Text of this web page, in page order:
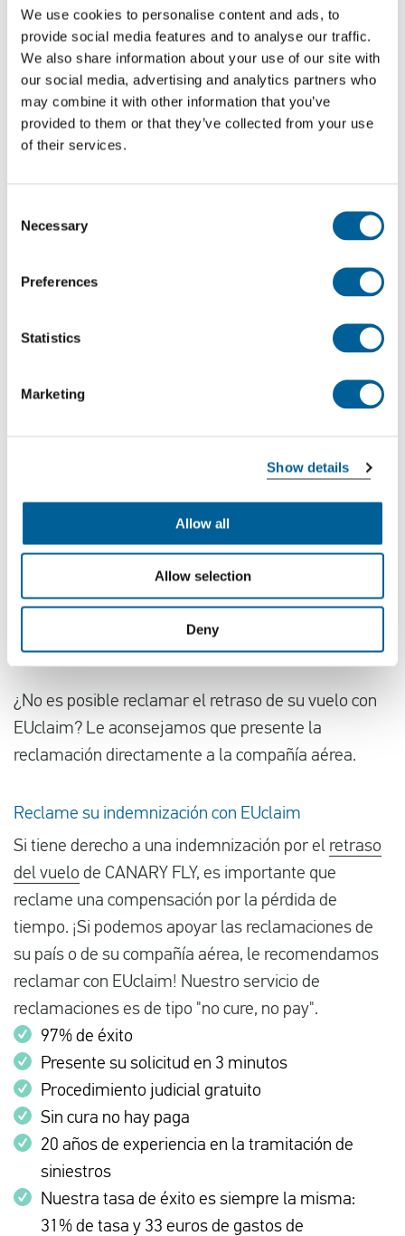
We use cookies to personalise content and ads, to
provide social media features and to analyse our traffic.
We also share information about your use of our site with
our social media, advertising and analytics partners who
may combine it with other information that you’ve
provided to them or that they’ve collected from your use
of their services.
Selection
Necessary
Preferences
Statistics
Marketing
Show details
Allow all
Allow selection
Deny
¿Voló con CANARY FLY y se retrasó su vuelo?
¿Estaba usted en un vuelo retrasado de CANARY
FLY . Compruebe a continuación si tiene derecho a
una indemnización.
Reclame su indemnización
selección de países y compañías aéreas
A menudo son necesarios procedimientos judiciales
para obtener su indemnización. EUclaim no puede
comprueba su vuelo, nuestra base de datos le
reclamación.
países, puede presentar una reclamación
Alemania
Francia
El Reino Unido
¿No es posible reclamar el retraso de su vuelo con
EUclaim? Le aconsejamos que presente la
reclamación directamente a la compañía aérea.
Reclame su indemnización con EUclaim
Si tiene derecho a una indemnización por el retraso
del vuelo de CANARY FLY, es importante que
reclame una compensación por la pérdida de
tiempo. ¡Si podemos apoyar las reclamaciones de
su país o de su compañía aérea, le recomendamos
reclamar con EUclaim! Nuestro servicio de
reclamaciones es de tipo "no cure, no pay".
97% de éxito
Presente su solicitud en 3 minutos
Procedimiento judicial gratuito
Sin cura no hay paga
20 años de experiencia en la tramitación de
siniestros
Nuestra tasa de éxito es siempre la misma:
31% de tasa y 33 euros de gastos de